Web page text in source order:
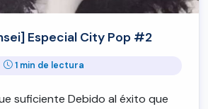
Especial City Pop #2
1 min de lectura
suficiente Debido al éxito que